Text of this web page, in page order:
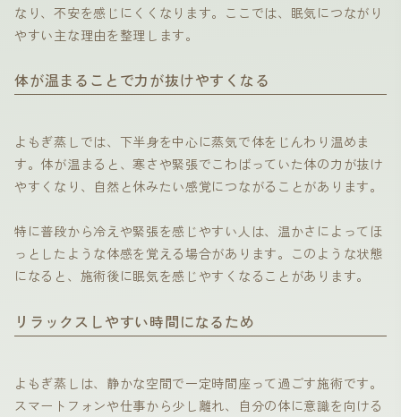
なり、不安を感じにくくなります。ここでは、眠気につながり
やすい主な理由を整理します。
体が温まることで力が抜けやすくなる
よもぎ蒸しでは、下半身を中心に蒸気で体をじんわり温めま
す。体が温まると、寒さや緊張でこわばっていた体の力が抜け
やすくなり、自然と休みたい感覚につながることがあります。
特に普段から冷えや緊張を感じやすい人は、温かさによってほ
っとしたような体感を覚える場合があります。このような状態
になると、施術後に眠気を感じやすくなることがあります。
リラックスしやすい時間になるため
よもぎ蒸しは、静かな空間で一定時間座って過ごす施術です。
スマートフォンや仕事から少し離れ、自分の体に意識を向ける